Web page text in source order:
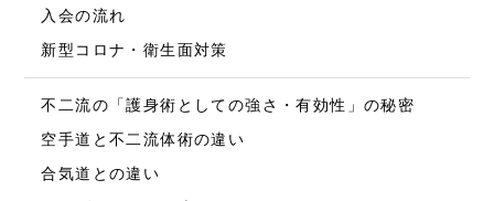
入会の流れ
新型コロナ・衛生面対策
不二流の「護身術としての強さ・有効性」の秘密
空手道と不二流体術の違い
合気道との違い